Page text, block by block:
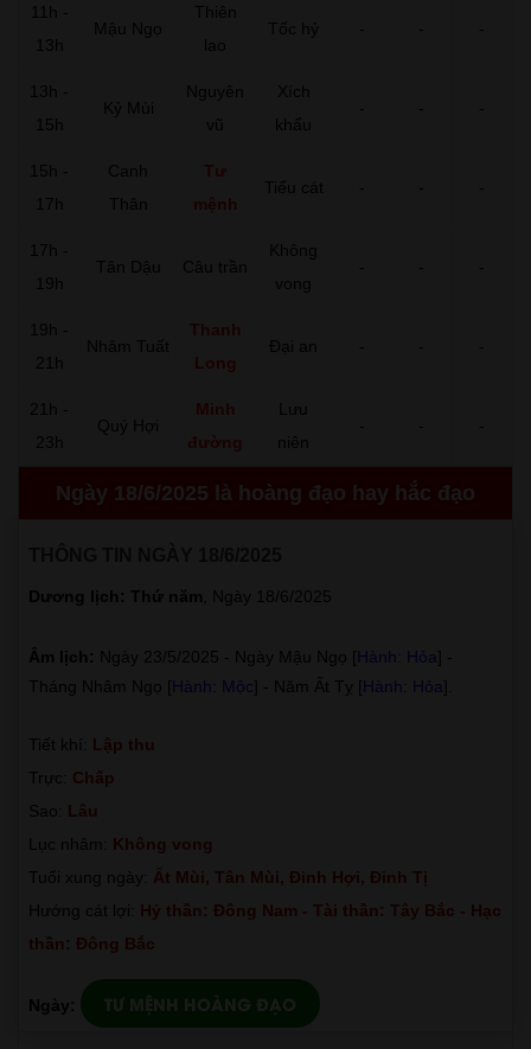
11h -
13h
Mậu Ngọ
Thiên
lao
Tốc hỷ - - -
13h -
15h
Kỷ Mùi
Nguyên
vũ
Xích
khẩu
- - -
15h -
17h
Canh
Thân
Tư
mệnh
Tiểu cát - - -
17h -
19h
Tân Dậu Câu trần
Không
vong
- - -
19h -
21h
Nhâm Tuất
Thanh
Long
Đại an - - -
21h -
23h
Quý Hợi
Minh
đường
Lưu
niên
- - -
Ngày 18/6/2025 là hoàng đạo hay hắc đạo
Dương lịch: Thứ năm , Ngày 18/6/2025
Âm lịch: Ngày 23/5/2025 - Ngày Mậu Ngọ [ Hành: Hỏa
] -
Tháng Nhâm Ngọ [ Hành: Mộc ] - Năm Ất Tỵ [ Hành: Hỏa
Tiết khí: Lập thu
Trực: Chấp
Sao: Lâu
Lục nhâm: Không vong
Tuổi xung ngày: Ất Mùi, Tân Mùi, Đinh Hợi, Đinh Tị
Hướng cát lợi: Hỷ thần: Đông Nam - Tài thần: Tây Bắc - Hạc
thần: Đông Bắc
Ngày: TƯ MỆNH HOÀNG ĐẠO